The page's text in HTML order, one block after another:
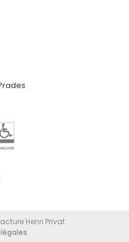
Henri Privat